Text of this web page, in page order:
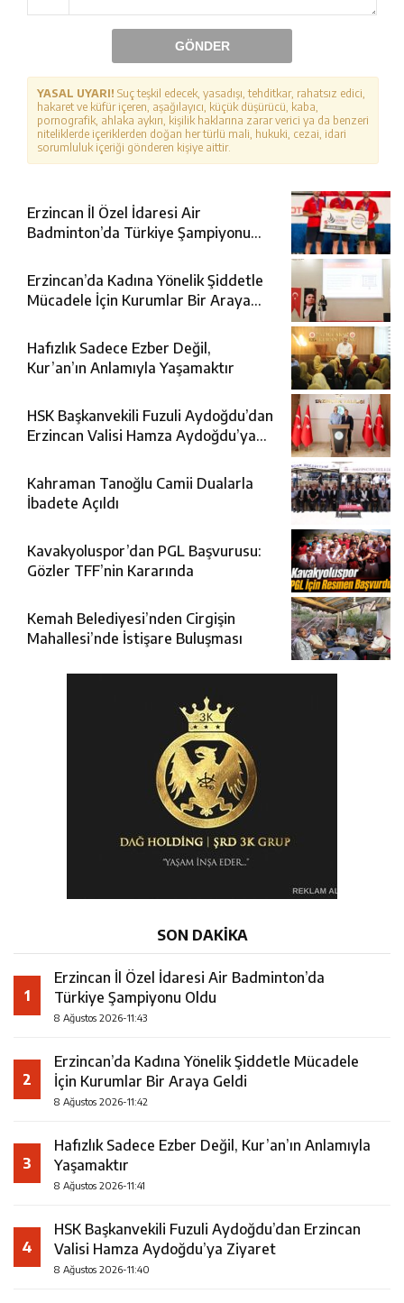
GÖNDER
YASAL UYARI! Suç teşkil edecek, yasadışı, tehditkar, rahatsız edici,
hakaret ve küfür içeren, aşağılayıcı, küçük düşürücü, kaba,
pornografik, ahlaka aykırı, kişilik haklarına zarar verici ya da benzeri
niteliklerde içeriklerden doğan her türlü mali, hukuki, cezai, idari
sorumluluk içeriği gönderen kişiye aittir.
Erzincan İl Özel İdaresi Air
Badminton’da Türkiye Şampiyonu
Erzincan’da Kadına Yönelik Şiddetle
Mücadele İçin Kurumlar Bir Araya
Hafızlık Sadece Ezber Değil,
Kur’an’ın Anlamıyla Yaşamaktır
HSK Başkanvekili Fuzuli Aydoğdu’dan
Erzincan Valisi Hamza Aydoğdu’ya
Kahraman Tanoğlu Camii Dualarla
İbadete Açıldı
Kavakyoluspor’dan PGL Başvurusu:
Gözler TFF’nin Kararında
Kemah Belediyesi’nden Cirgişin
Mahallesi’nde İstişare Buluşması
SON DAKİKA
1
Erzincan İl Özel İdaresi Air Badminton’da
Türkiye Şampiyonu Oldu
8 Ağustos 2026-11:43
2
Erzincan’da Kadına Yönelik Şiddetle Mücadele
İçin Kurumlar Bir Araya Geldi
8 Ağustos 2026-11:42
3
Hafızlık Sadece Ezber Değil, Kur’an’ın Anlamıyla
Yaşamaktır
8 Ağustos 2026-11:41
4
HSK Başkanvekili Fuzuli Aydoğdu’dan Erzincan
Valisi Hamza Aydoğdu’ya Ziyaret
8 Ağustos 2026-11:40